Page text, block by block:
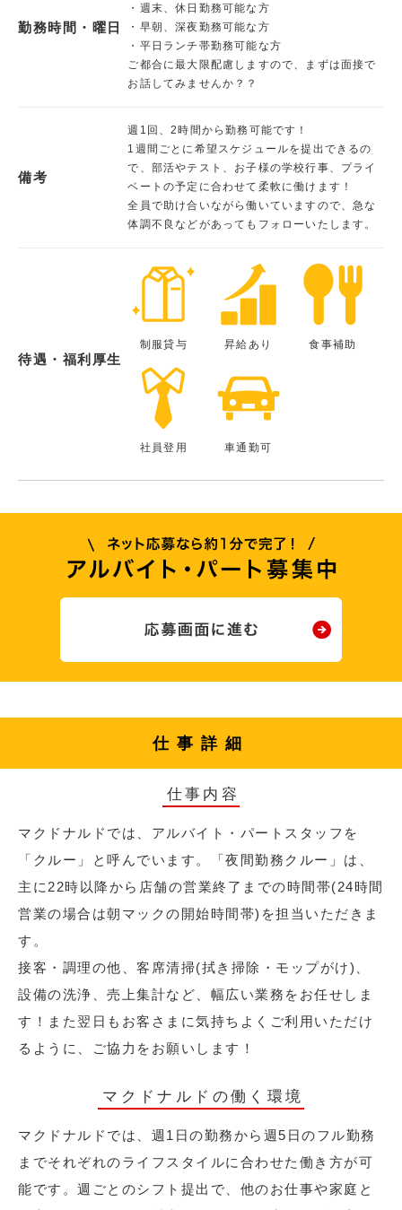
勤務時間・曜日
・週末、休日勤務可能な方
・早朝、深夜勤務可能な方
・平日ランチ帯勤務可能な方
ご都合に最大限配慮しますので、まずは面接で
お話してみませんか？？
備考
週1回、2時間から勤務可能です！
1週間ごとに希望スケジュールを提出できるの
で、部活やテスト、お子様の学校行事、プライ
ベートの予定に合わせて柔軟に働けます！
全員で助け合いながら働いていますので、急な
体調不良などがあってもフォローいたします。
待遇・福利厚生
制服貸与 昇給あり 食事補助
社員登用 車通勤可
仕事詳細
仕事内容
マクドナルドでは、アルバイト・パートスタッフを
「クルー」と呼んでいます。「夜間勤務クルー」は、
主に22時以降から店舗の営業終了までの時間帯(24時間
営業の場合は朝マックの開始時間帯)を担当いただきま
す。
接客・調理の他、客席清掃(拭き掃除・モップがけ)、
設備の洗浄、売上集計など、幅広い業務をお任せしま
す！また翌日もお客さまに気持ちよくご利用いただけ
るように、ご協力をお願いします！
マクドナルドの働く環境
マクドナルドでは、週1日の勤務から週5日のフル勤務
までそれぞれのライフスタイルに合わせた働き方が可
能です。週ごとのシフト提出で、他のお仕事や家庭と